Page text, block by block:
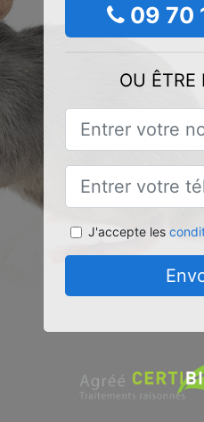
09 70
OU ÊTRE
J'accepte les